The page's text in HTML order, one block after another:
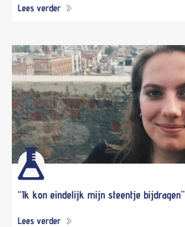
Lees verder
“Ik kon eindelijk mijn steentje bijdragen”
Lees verder